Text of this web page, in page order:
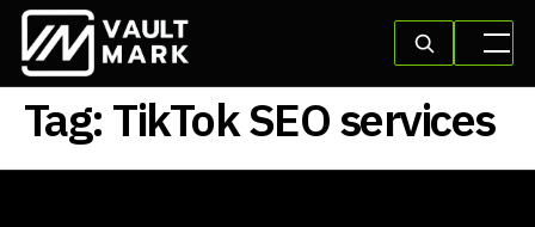
Tag:TikTok SEO services